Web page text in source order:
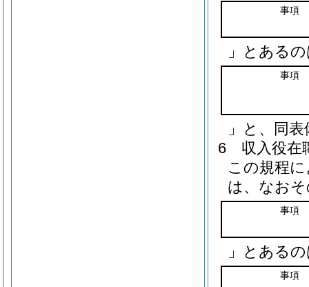
事項
」とある
事項
」と、同
6
収入役在
この規程
は、なお
事項
」とある
事項